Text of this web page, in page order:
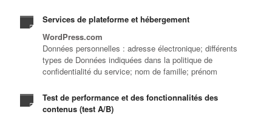
Services de plateforme et hébergement
WordPress.com
Données personnelles : adresse électronique; différents
types de Données indiquées dans la politique de
confidentialité du service; nom de famille; prénom
Test de performance et des fonctionnalités des
contenus (test A/B)